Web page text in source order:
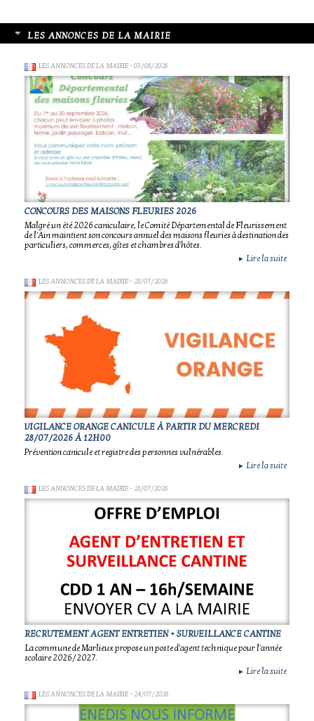
LES ANNONCES DE LA MAIRIE
LES ANNONCES DE LA MAIRIE- 03/08/2026
CONCOURS DES MAISONS FLEURIES 2026
Malgré un été 2026 caniculaire, le Comité Départemental de Fleurissement
de l'Ain maintient son concours annuel des maisons fleuries à destination des
particuliers, commerces, gîtes et chambres d'hôtes.
► Lire la suite
LES ANNONCES DE LA MAIRIE- 28/07/2026
VIGILANCE ORANGE CANICULE À PARTIR DU MERCREDI
28/07/2026 À 12H00
Prévention canicule et registre des personnes vulnérables.
► Lire la suite
LES ANNONCES DE LA MAIRIE- 28/07/2026
RECRUTEMENT AGENT ENTRETIEN + SURVEILLANCE CANTINE
La commune de Marlieux propose un poste d'agent technique pour l'année
scolaire 2026/2027.
► Lire la suite
LES ANNONCES DE LA MAIRIE- 24/07/2026